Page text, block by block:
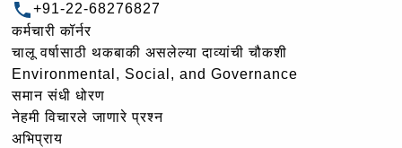
+91-22-68276827
कर्मचारी कॉर्नर
चालू वर्षासाठी थकबाकी असलेल्या दाव्यांची चौकशी
Environmental, Social, and Governance
समान संधी धोरण
नेहमी विचारले जाणारे प्रश्न
अभिप्राय